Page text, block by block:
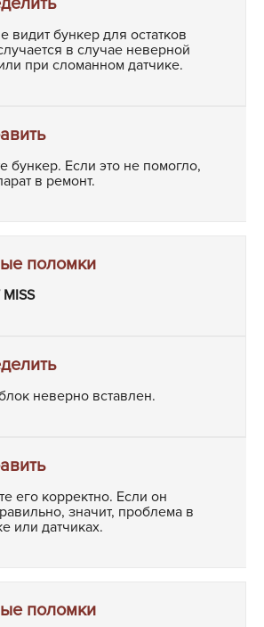
видит бункер для остатков
в случае неверной
при сломанном датчике.
бункер. Если это не помогло,
в ремонт.
неверно вставлен.
его корректно. Если он
значит, проблема в
или датчиках.